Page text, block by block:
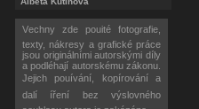
Vechny zde pouité fotografie,
texty, nákresy a grafické práce
jsou originálními autorskými díly
a podléhají autorskému zákonu.
Jejich pouívání, kopírování a
dalí íření bez výslovného